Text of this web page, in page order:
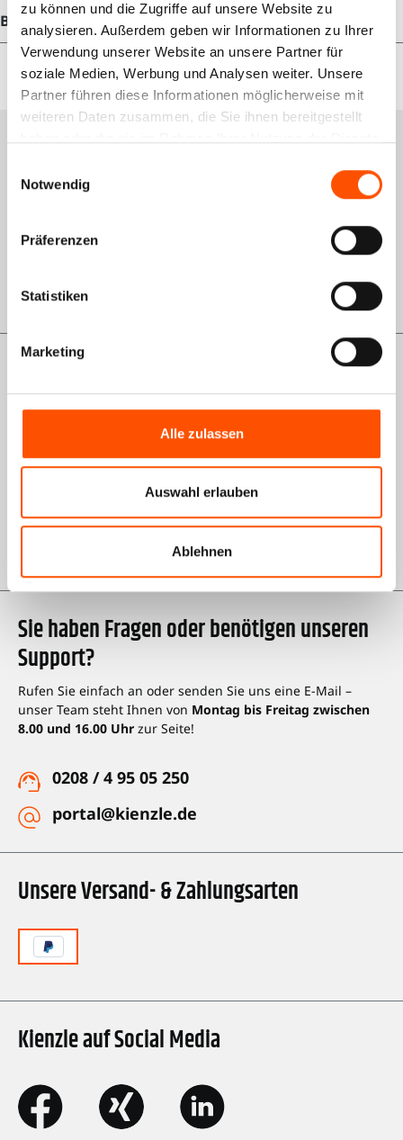
zu können und die Zugriffe auf unsere Website zu
analysieren. Außerdem geben wir Informationen zu Ihrer
Verwendung unserer Website an unsere Partner für
soziale Medien, Werbung und Analysen weiter. Unsere
Partner führen diese Informationen möglicherweise mit
weiteren Daten zusammen, die Sie ihnen bereitgestellt
Notwendig
Präferenzen
Statistiken
Marketing
Alle zulassen
Auswahl erlauben
Ablehnen
Bewertungen
Services
Schulungsportal
GWL-Antrag VDO
Über uns
Datenschutz
Kienzle auf Social Media
Unsere Versand- & Zahlungsarten
Sie haben Fragen oder benötigen unseren
Support?
Rufen Sie einfach an oder senden Sie uns eine E-Mail –
unser Team steht Ihnen von Montag bis Freitag zwischen
8.00 und 16.00 Uhr zur Seite!
0208 / 4 95 05 250
portal@kienzle.de